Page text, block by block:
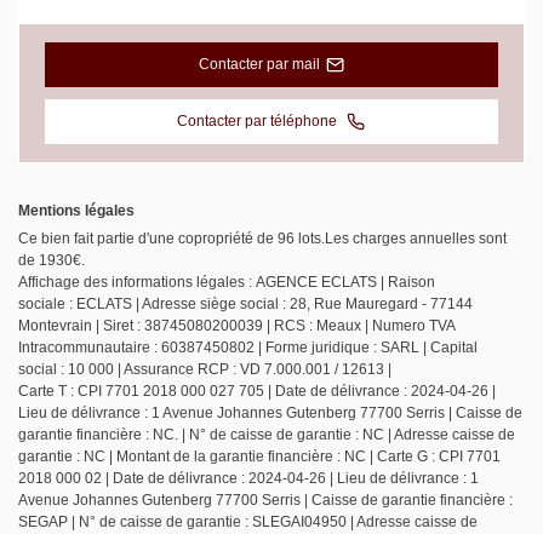
Contacter par mail
Contacter par téléphone
Mentions légales
Ce bien fait partie d'une copropriété de 96 lots.Les charges annuelles sont
de 1930€.
Affichage des informations légales : AGENCE ECLATS | Raison
sociale : ECLATS | Adresse siège social : 28, Rue Mauregard - 77144
Montevrain | Siret : 38745080200039 | RCS : Meaux | Numero TVA
Intracommunautaire : 60387450802 | Forme juridique : SARL | Capital
social : 10 000 | Assurance RCP : VD 7.000.001 / 12613 |
Carte T : CPI 7701 2018 000 027 705 | Date de délivrance : 2024-04-26 |
Lieu de délivrance : 1 Avenue Johannes Gutenberg 77700 Serris | Caisse de
garantie financière : NC. | N° de caisse de garantie : NC | Adresse caisse de
garantie : NC | Montant de la garantie financière : NC | Carte G : CPI 7701
2018 000 02 | Date de délivrance : 2024-04-26 | Lieu de délivrance : 1
Avenue Johannes Gutenberg 77700 Serris | Caisse de garantie financière :
SEGAP | N° de caisse de garantie : SLEGAI04950 | Adresse caisse de